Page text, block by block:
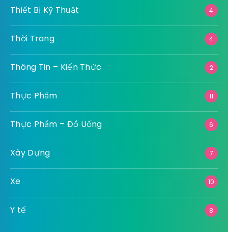
Thiết Bị Kỹ Thuật 4
Thời Trang 4
Thông Tin – Kiến Thức 2
Thực Phẩm 11
Thực Phẩm – Đồ Uống 6
Xây Dựng 7
Xe 10
Y tế 8